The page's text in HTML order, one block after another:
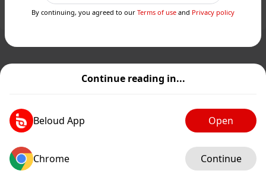
Continue reading in...
Beloud App Open
Chrome Continue
By continuing, you agreed to our Terms of use and Privacy policy
GIF Add post